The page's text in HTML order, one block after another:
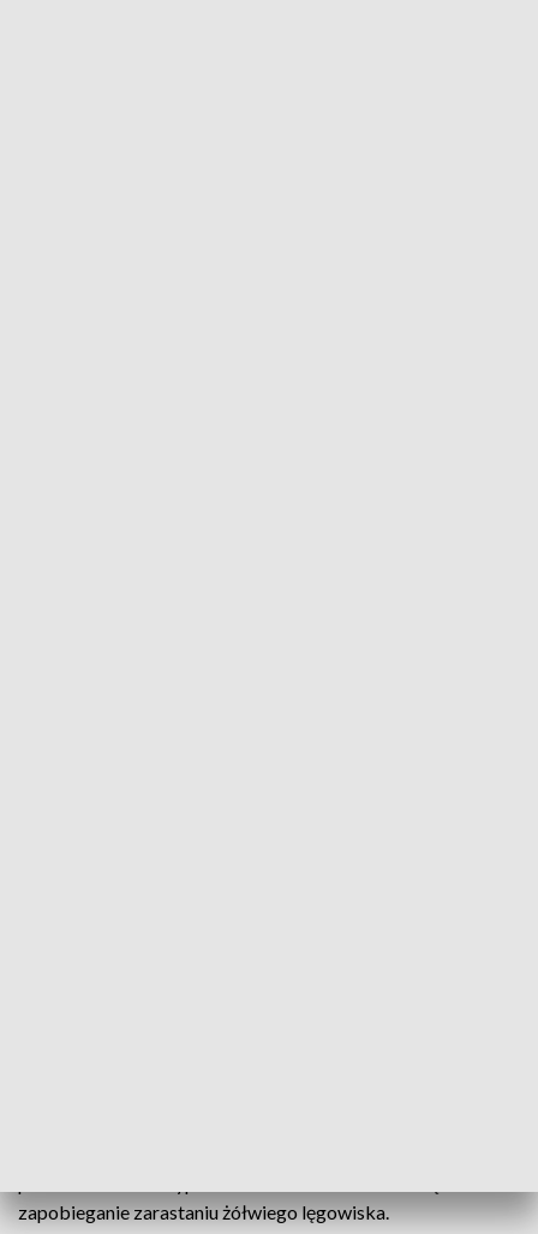
zapobieganie zarastaniu żółwiego lęgowiska.